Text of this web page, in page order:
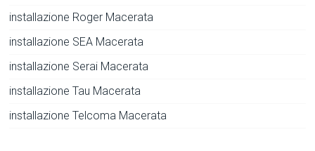
installazione Roger Macerata
installazione SEA Macerata
installazione Serai Macerata
installazione Tau Macerata
installazione Telcoma Macerata